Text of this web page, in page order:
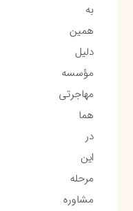
به
همین
دلیل
مؤسسه
مهاجرتی
هما
در
این
مرحله
مشاوره